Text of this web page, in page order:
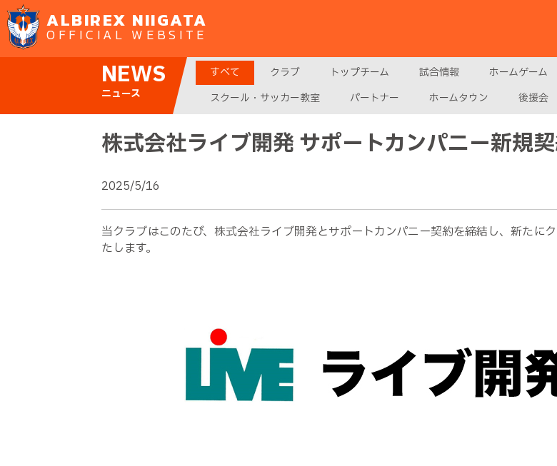
ALBIREX NIIGATA
OFFICIAL WEBSITE
NEWS
ニュース
すべて クラブ トップチーム 試合情報 ホームゲーム
スクール・サッカー教室
パートナー ホームタウン 後援会
株式会社ライブ開発 サポートカンパニー新規
2025/5/16
当クラブはこのたび、株式会社ライブ開発とサポートカンパニー契約を締結し、新たに
たします。